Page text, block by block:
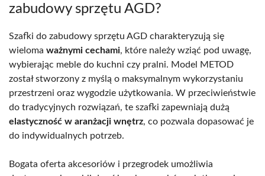
zabudowy sprzętu AGD?
Szafki do zabudowy sprzętu AGD charakteryzują się
wieloma ważnymi cechami, które należy wziąć pod uwagę,
wybierając meble do kuchni czy pralni. Model METOD
został stworzony z myślą o maksymalnym wykorzystaniu
przestrzeni oraz wygodzie użytkowania. W przeciwieństwie
do tradycyjnych rozwiązań, te szafki zapewniają dużą
elastyczność w aranżacji wnętrz, co pozwala dopasować je
do indywidualnych potrzeb.
Bogata oferta akcesoriów i przegrodek umożliwia